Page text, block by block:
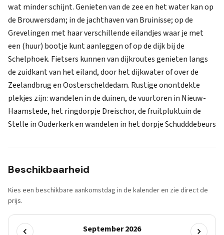
wat minder schijnt. Genieten van de zee en het water kan op
de Brouwersdam; in de jachthaven van Bruinisse; op de
Grevelingen met haar verschillende eilandjes waar je met
een (huur) bootje kunt aanleggen of op de dijk bij de
Schelphoek. Fietsers kunnen van dijkroutes genieten langs
de zuidkant van het eiland, door het dijkwater of over de
Zeelandbrug en Oosterscheldedam. Rustige onontdekte
plekjes zijn: wandelen in de duinen, de vuurtoren in Nieuw-
Haamstede, het ringdorpje Dreischor, de fruitpluktuin de
Stelle in Ouderkerk en wandelen in het dorpje Schudddebeurs
Beschikbaarheid
Kies een beschikbare aankomstdag in de kalender en zie direct de
prijs.
September 2026